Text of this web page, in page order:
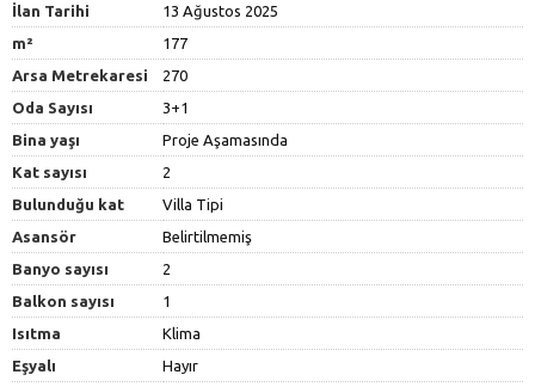
İlan Tarihi
13 Ağustos 2025
m²
177
Arsa Metrekaresi
270
Oda Sayısı
3+1
Bina yaşı
Proje Aşamasında
Kat sayısı
2
Bulunduğu kat
Villa Tipi
Asansör
Belirtilmemiş
Banyo sayısı
2
Balkon sayısı
1
Isıtma
Klima
Eşyalı
Hayır